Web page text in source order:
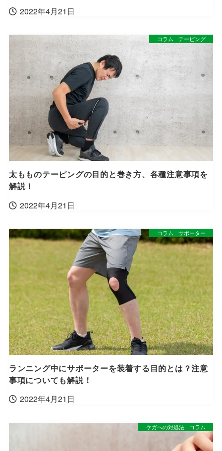
2022年4月21日
太もものテーピングの目的と巻き方、各種注意事項を
解説！
2022年4月21日
コラム テーピング
ランニング中にサポーターを装着する目的とは？注意
事項についても解説！
2022年4月21日
コラム サポーター
ケガへの対処法 コラム